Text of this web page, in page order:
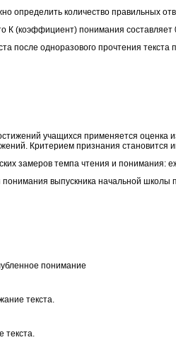
определить количество правильных
К (коэффициент) понимания
после одноразового прочтения текста
учащихся применяется
Критерием признания становится
замеров темпа чтения и понимания:
выпускника начальной школы
понимание
текста.